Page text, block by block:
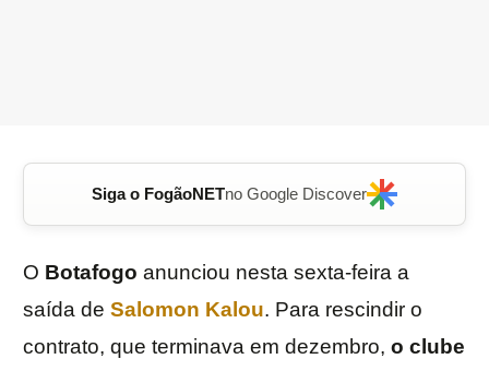
Siga o FogãoNETno Google Discover
O Botafogo anunciou nesta sexta-feira a
saída de Salomon Kalou. Para rescindir o
contrato, que terminava em dezembro, o clube